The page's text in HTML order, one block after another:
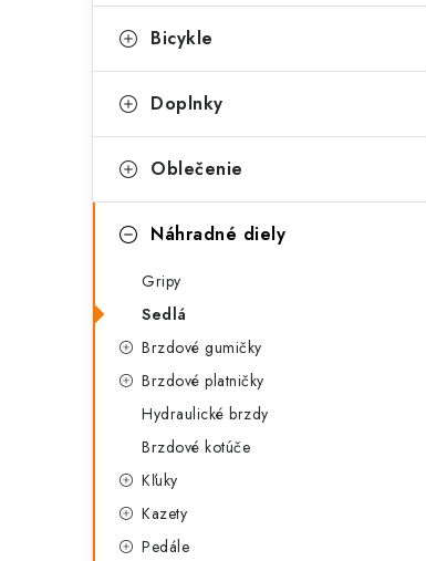
n
ý
a
e
l
e
ó
i
Bicykle
Doplnky
Oblečenie
Náhradné diely
Gripy
Sedlá
Brzdové gumičky
Brzdové platničky
Hydraulické brzdy
Brzdové kotúče
Kľuky
Kazety
Pedále